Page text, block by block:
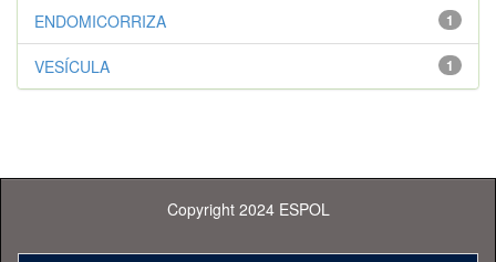
1
ENDOMICORRIZA
1
VESÍCULA
Copyright 2024 ESPOL